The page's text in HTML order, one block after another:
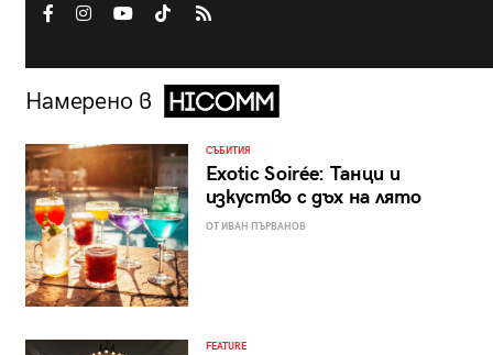
Намерено в
СЪБИТИЯ
Exotic Soirée: Танци и
изкуство с дъх на лято
ОТ ИВАН ПЪРВАНОВ
FEATURE